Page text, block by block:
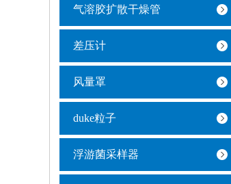
气溶胶扩散干燥管
差压计
风量罩
duke粒子
浮游菌采样器